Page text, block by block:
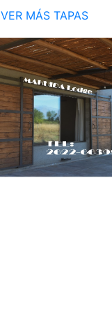
VER MÁS TAPAS